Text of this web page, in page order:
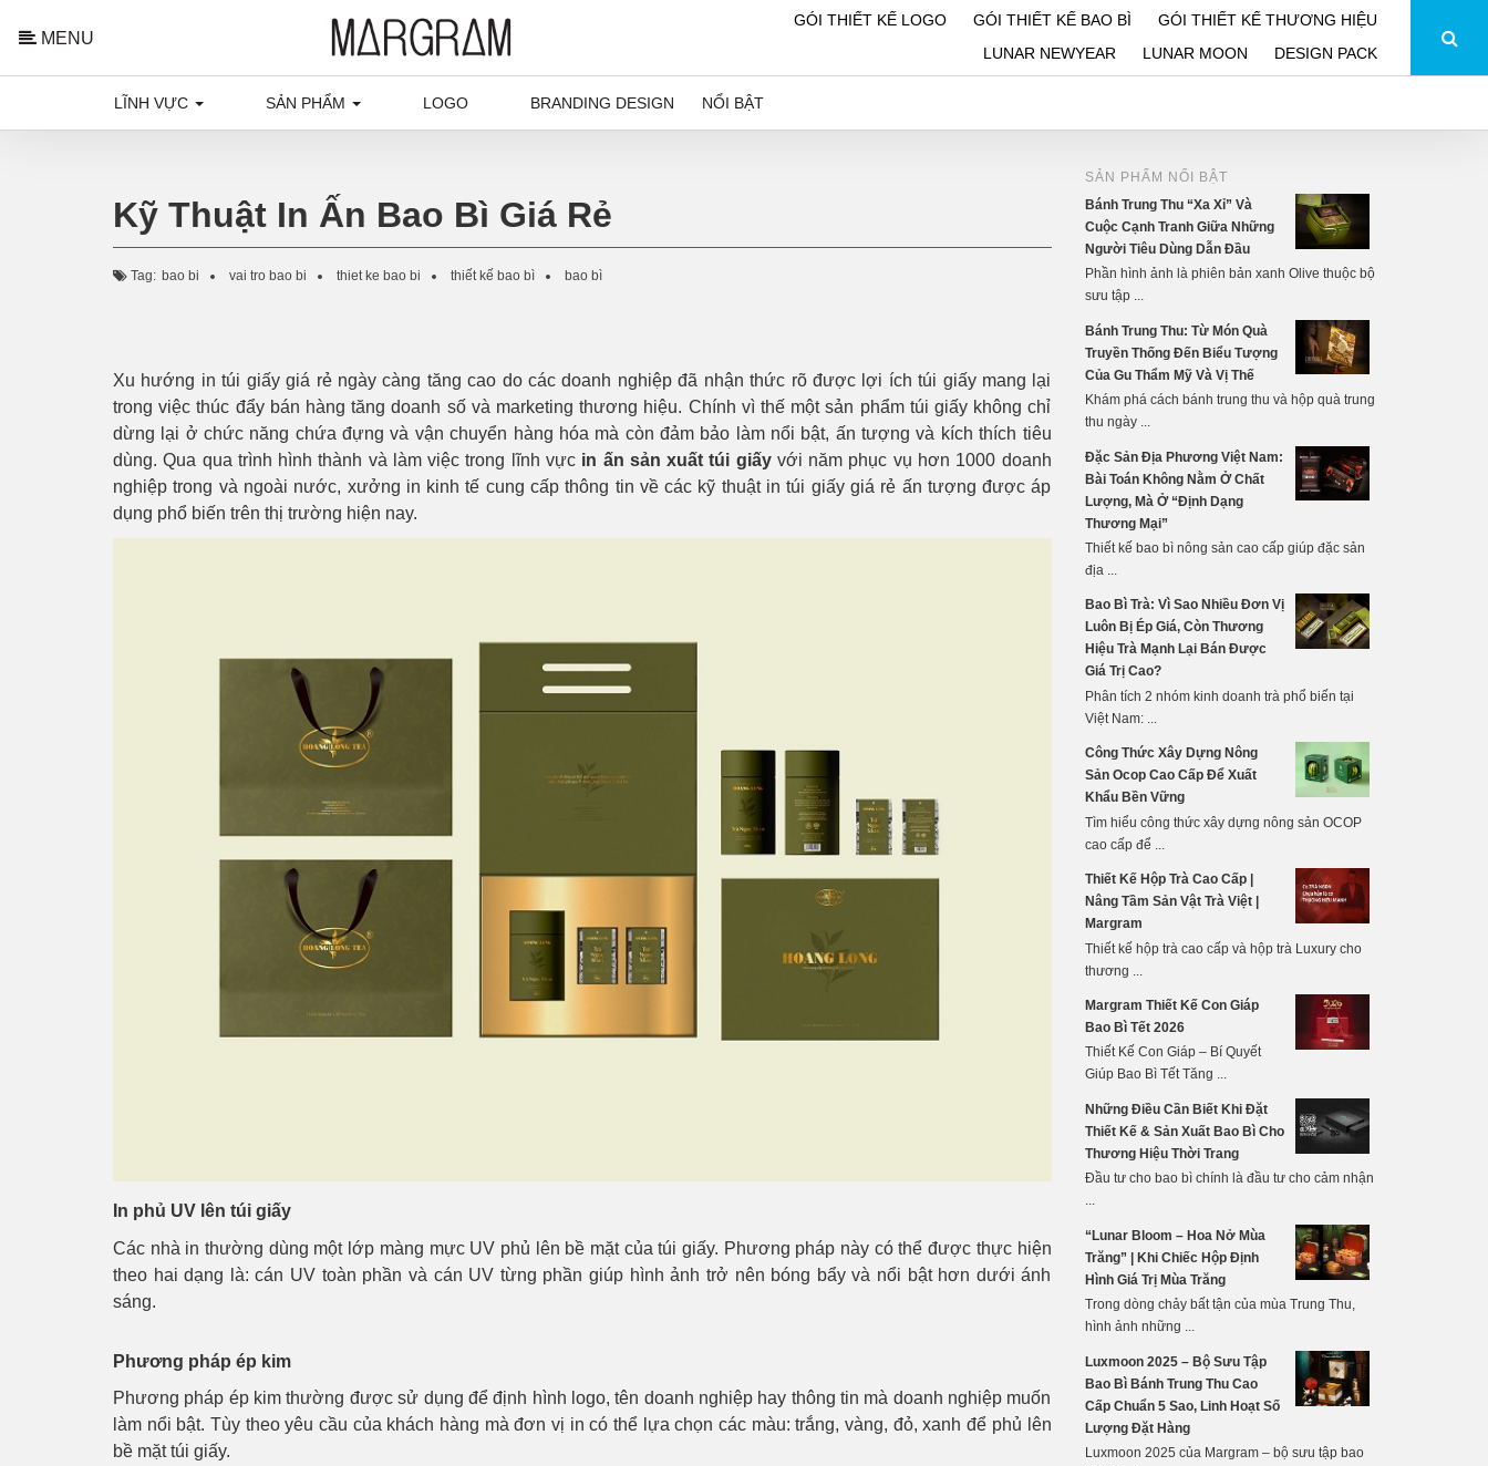
MENU
GÓI THIẾT KẾ LOGO GÓI THIẾT KẾ BAO BÌ
GÓI THIẾT KẾ THƯƠNG HIỆU
LUNAR NEWYEAR
LUNAR MOON DESIGN PACK
LĨNH VỰC SẢN PHẨM LOGO BRANDING DESIGN NỔI BẬT
Kỹ Thuật In Ấn Bao Bì Giá Rẻ
Tag: bao bi vai tro bao bi thiet ke bao bi thiết kế bao bì bao bì
Xu hướng in túi giấy giá rẻ ngày càng tăng cao do các doanh nghiệp đã nhận thức rõ được lợi ích túi giấy mang lại
trong việc thúc đẩy bán hàng tăng doanh số và marketing thương hiệu. Chính vì thế một sản phẩm túi giấy không chỉ
dừng lại ở chức năng chứa đựng và vận chuyển hàng hóa mà còn đảm bảo làm nổi bật, ấn tượng và kích thích tiêu
dùng. Qua qua trình hình thành và làm việc trong lĩnh vực in ấn sản xuất túi giấyvới năm phục vụ hơn 1000 doanh
nghiệp trong và ngoài nước, xưởng in kinh tế cung cấp thông tin về các kỹ thuật in túi giấy giá rẻ ấn tượng được áp
dụng phổ biến trên thị trường hiện nay.
In phủ UV lên túi giấy
Các nhà in thường dùng một lớp màng mực UV phủ lên bề mặt của túi giấy. Phương pháp này có thể được thực hiện
theo hai dạng là: cán UV toàn phần và cán UV từng phần giúp hình ảnh trở nên bóng bẩy và nổi bật hơn dưới ánh
sáng.
Phương pháp ép kim
Phương pháp ép kim thường được sử dụng để định hình logo, tên doanh nghiệp hay thông tin mà doanh nghiệp muốn
làm nổi bật. Tùy theo yêu cầu của khách hàng mà đơn vị in có thể lựa chọn các màu: trắng, vàng, đỏ, xanh để phủ lên
bề mặt túi giấy.
SẢN PHẨM NỔI BẬT
Bánh Trung Thu “Xa Xỉ” Và
Cuộc Cạnh Tranh Giữa Những
Người Tiêu Dùng Dẫn Đầu
Phần hình ảnh là phiên bản xanh Olive thuộc bộ
sưu tập ...
Bánh Trung Thu: Từ Món Quà
Truyền Thống Đến Biểu Tượng
Của Gu Thẩm Mỹ Và Vị Thế
Khám phá cách bánh trung thu và hộp quà trung
thu ngày ...
Đặc Sản Địa Phương Việt Nam:
Bài Toán Không Nằm Ở Chất
Lượng, Mà Ở “Định Dạng
Thương Mại”
Thiết kế bao bì nông sản cao cấp giúp đặc sản
địa ...
Bao Bì Trà: Vì Sao Nhiều Đơn Vị
Luôn Bị Ép Giá, Còn Thương
Hiệu Trà Mạnh Lại Bán Được
Giá Trị Cao?
Phân tích 2 nhóm kinh doanh trà phổ biến tại
Việt Nam: ...
Công Thức Xây Dựng Nông
Sản Ocop Cao Cấp Để Xuất
Khẩu Bền Vững
Tìm hiểu công thức xây dựng nông sản OCOP
cao cấp để ...
Thiết Kế Hộp Trà Cao Cấp |
Nâng Tầm Sản Vật Trà Việt |
Margram
Thiết kế hộp trà cao cấp và hộp trà Luxury cho
thương ...
Margram Thiết Kế Con Giáp
Bao Bì Tết 2026
Thiết Kế Con Giáp – Bí Quyết
Giúp Bao Bì Tết Tăng ...
Những Điều Cần Biết Khi Đặt
Thiết Kế & Sản Xuất Bao Bì Cho
Thương Hiệu Thời Trang
Đầu tư cho bao bì chính là đầu tư cho cảm nhận
...
“Lunar Bloom – Hoa Nở Mùa
Trăng” | Khi Chiếc Hộp Định
Hình Giá Trị Mùa Trăng
Trong dòng chảy bất tận của mùa Trung Thu,
hình ảnh những ...
Luxmoon 2025 – Bộ Sưu Tập
Bao Bì Bánh Trung Thu Cao
Cấp Chuẩn 5 Sao, Linh Hoạt Số
Lượng Đặt Hàng
Luxmoon 2025 của Margram – bộ sưu tập bao